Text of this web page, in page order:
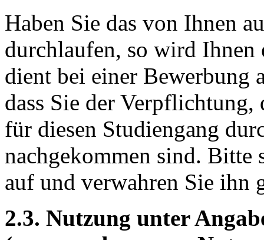
Haben Sie das von Ihnen
durchlaufen, so wird Ihnen
dient bei einer Bewerbung
dass Sie der
für diesen Studiengang
nachgekommen sind. Bitte
auf und verwahren Sie ihn
2.3. Nutzung unter